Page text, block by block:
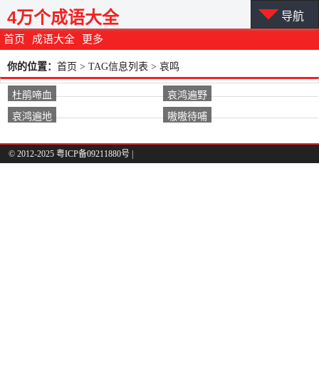
首页 成语大全 更多
4万个成语大全 导航
你的位置： 首页 > TAG信息列表 > 哀鸣
杜鹃啼血
哀鸿遍野
哀鸿遍地
嗷嗷待哺
© 2012-2025 粤ICP备09211880号 |